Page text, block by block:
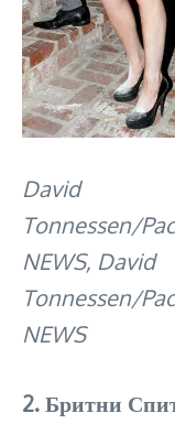
David
Tonnessen/
NEWS, David
Tonnessen/
NEWS
2. Бритни